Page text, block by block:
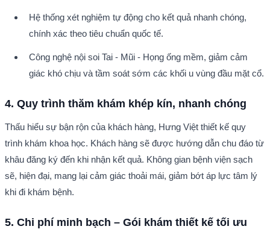
Hệ thống xét nghiệm tự động cho kết quả nhanh chóng,
chính xác theo tiêu chuẩn quốc tế.
Công nghệ nội soi Tai - Mũi - Họng ống mềm, giảm cảm
giác khó chịu và tầm soát sớm các khối u vùng đầu mặt cổ.
4. Quy trình thăm khám khép kín, nhanh chóng
Thấu hiểu sự bận rộn của khách hàng, Hưng Việt thiết kế quy
trình khám khoa học. Khách hàng sẽ được hướng dẫn chu đáo từ
khâu đăng ký đến khi nhận kết quả. Không gian bệnh viện sạch
sẽ, hiện đại, mang lại cảm giác thoải mái, giảm bớt áp lực tâm lý
khi đi khám bệnh.
5. Chi phí minh bạch – Gói khám thiết kế tối ưu